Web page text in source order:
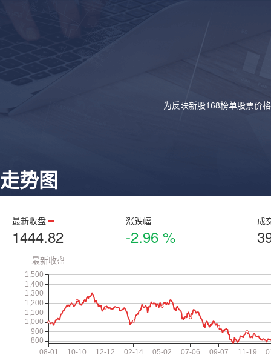
为反映新股168榜单股票价
走势图
最新收盘
1444.82
涨跌幅
-2.96 %
成